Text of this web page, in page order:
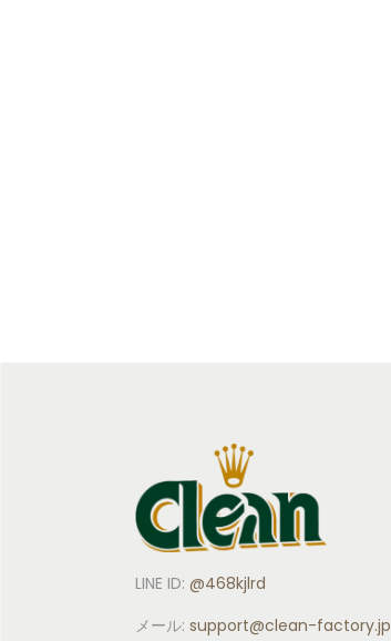
LINE ID: @468kjlrd
メール: support@clean-factory.jp